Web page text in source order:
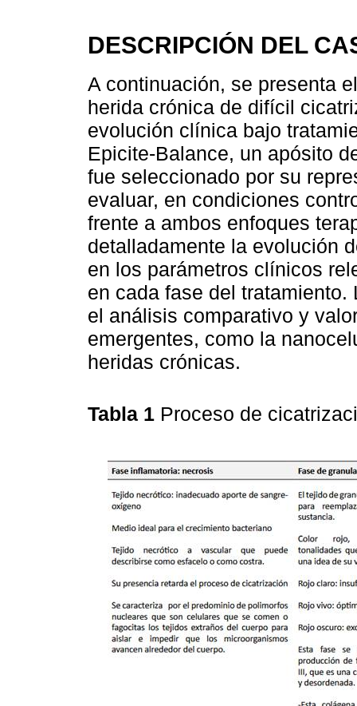
DESCRIPCIÓN DEL
A continuación, se presenta
herida crónica de difícil
evolución clínica bajo
Epicite-Balance, un apósito
fue seleccionado por su
evaluar, en condiciones
frente a ambos enfoques
detalladamente la evolución
en los parámetros clínicos
en cada fase del
el análisis comparativo y
emergentes, como la
heridas crónicas.
Tabla 1 Proceso de